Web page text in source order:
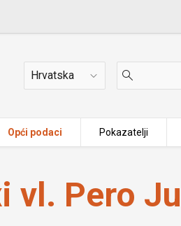
Država
Opći podaci Pokazatelji
vl. Pero